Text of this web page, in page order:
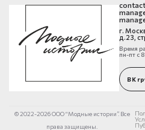
г.
д.23,
Время
пн-пт с
ВК
© 2022-2026 ООО “Модные истории”. Все
права защищены.